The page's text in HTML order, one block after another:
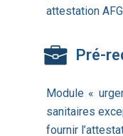
attestation
Pré-
Module «
sanitaires
fournir